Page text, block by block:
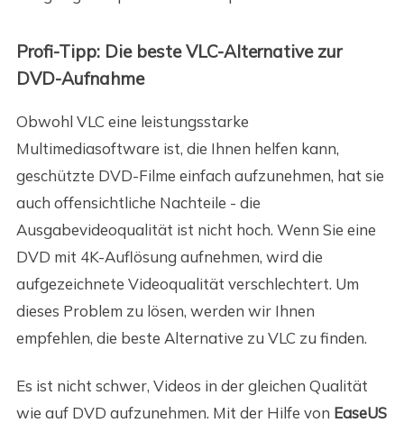
Profi-Tipp: Die beste VLC-Alternative zur
DVD-Aufnahme
Obwohl VLC eine leistungsstarke
Multimediasoftware ist, die Ihnen helfen kann,
geschützte DVD-Filme einfach aufzunehmen, hat sie
auch offensichtliche Nachteile - die
Ausgabevideoqualität ist nicht hoch. Wenn Sie eine
DVD mit 4K-Auflösung aufnehmen, wird die
aufgezeichnete Videoqualität verschlechtert. Um
dieses Problem zu lösen, werden wir Ihnen
empfehlen, die beste Alternative zu VLC zu finden.
Es ist nicht schwer, Videos in der gleichen Qualität
wie auf DVD aufzunehmen. Mit der Hilfe von EaseUS